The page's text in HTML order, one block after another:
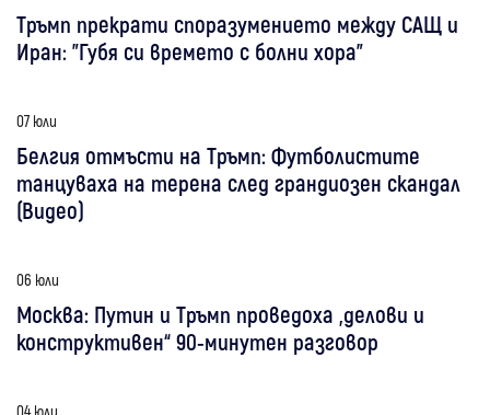
Тръмп прекрати споразумението между САЩ и
Иран: "Губя си времето с болни хора"
07 юли
Белгия отмъсти на Тръмп: Футболистите
танцуваха на терена след грандиозен скандал
(Видео)
06 юли
Москва: Путин и Тръмп проведоха „делови и
конструктивен“ 90-минутен разговор
04 юли